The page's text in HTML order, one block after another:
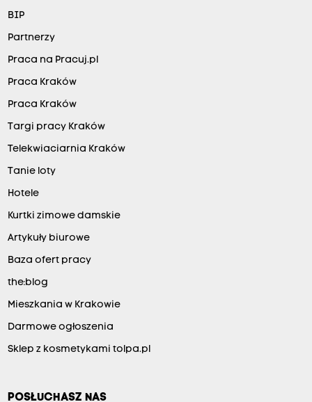
BIP
Partnerzy
Praca na Pracuj.pl
Praca Kraków
Praca Kraków
Targi pracy Kraków
Telekwiaciarnia Kraków
Tanie loty
Hotele
Kurtki zimowe damskie
Artykuły biurowe
Baza ofert pracy
the:blog
Mieszkania w Krakowie
Darmowe ogłoszenia
Sklep z kosmetykami tolpa.pl
POSŁUCHASZ NAS